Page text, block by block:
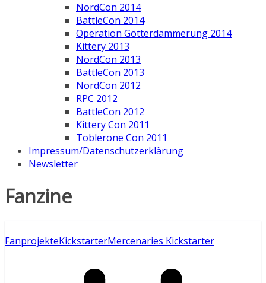
NordCon 2014
BattleCon 2014
Operation Götterdämmerung 2014
Kittery 2013
NordCon 2013
BattleCon 2013
NordCon 2012
RPC 2012
BattleCon 2012
Kittery Con 2011
Toblerone Con 2011
Impressum/Datenschutzerklärung
Newsletter
Fanzine
FanprojekteKickstarterMercenaries Kickstarter